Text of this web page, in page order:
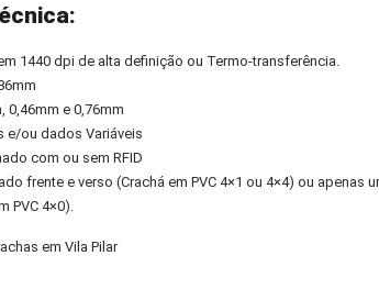
1440 dpi de alta definição ou Termo-transferência.
0,46mm e 0,76mm
e/ou dados Variáveis
com ou sem RFID
frente e verso (Crachá em PVC 4×1 ou 4×4) ou apenas
PVC 4×0).
em Vila Pilar